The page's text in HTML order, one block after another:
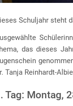
Schuljahr steht
das dieses
Tanja Reinhardt-
Tag: Montag,